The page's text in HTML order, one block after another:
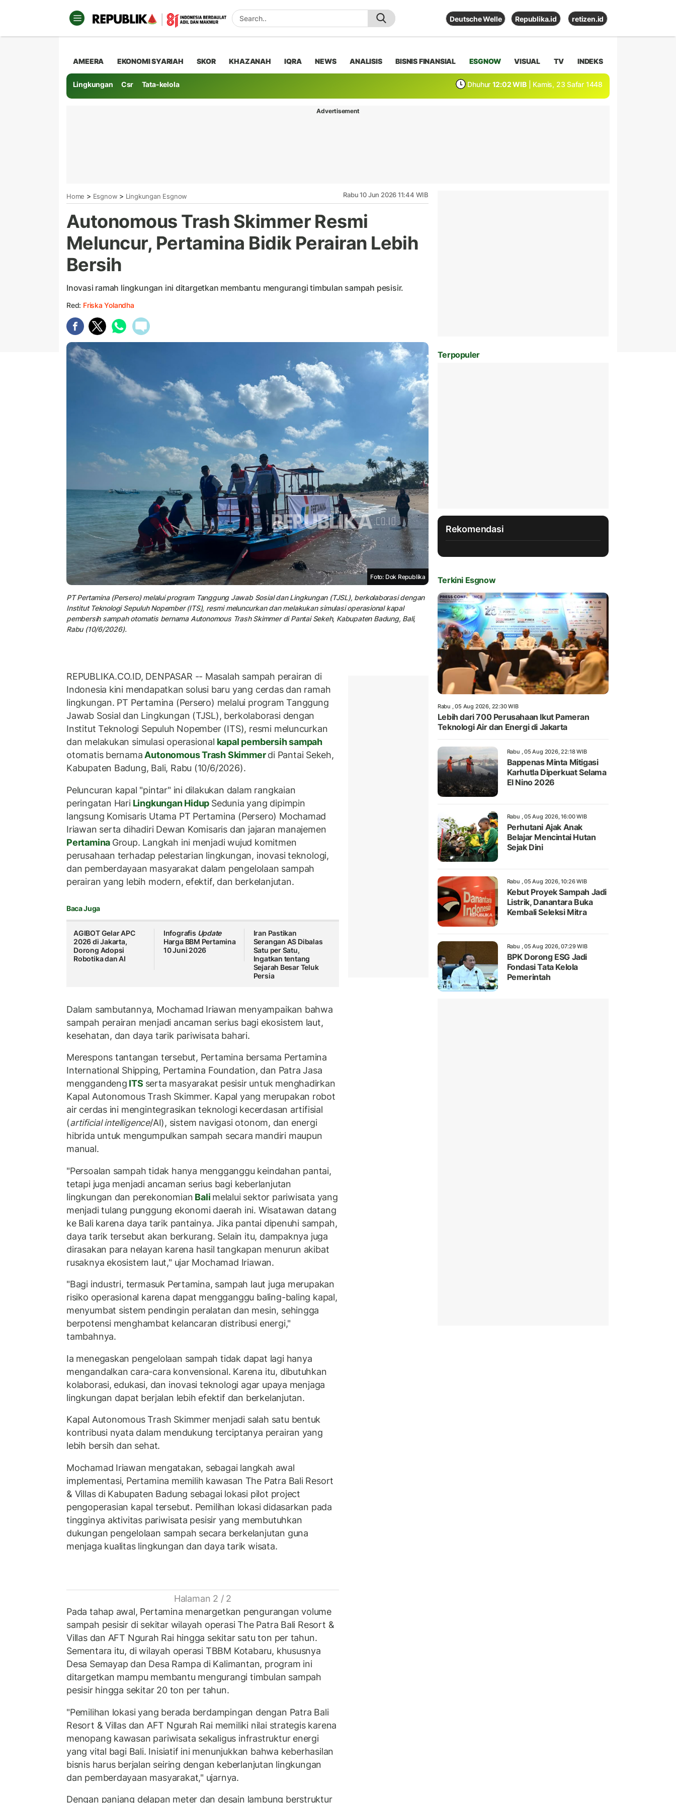
Deutsche Welle Republika.id retizen.id
AMEERA EKONOMI SYARIAH SKOR KHAZANAH IQRA NEWS ANALISIS BISNIS FINANSIAL ESGNOW VISUAL TV INDEKS
Lingkungan Csr Tata-kelola Dhuhur 12:02 WIB | Kamis, 23 Safar 1448
Advertisement
Home > Esgnow > Lingkungan Esgnow Rabu 10 Jun 2026 11:44 WIB
Autonomous Trash Skimmer Resmi
Meluncur, Pertamina Bidik Perairan Lebih
Bersih
Inovasi ramah lingkungan ini ditargetkan membantu mengurangi timbulan sampah pesisir.
Red: Friska Yolandha
Foto: Dok Republika
PT Pertamina (Persero) melalui program Tanggung Jawab Sosial dan Lingkungan (TJSL), berkolaborasi dengan
Institut Teknologi Sepuluh Nopember (ITS), resmi meluncurkan dan melakukan simulasi operasional kapal
pembersih sampah otomatis bernama Autonomous Trash Skimmer di Pantai Sekeh, Kabupaten Badung, Bali,
Rabu (10/6/2026).
REPUBLIKA.CO.ID, DENPASAR -- Masalah sampah perairan di
Indonesia kini mendapatkan solusi baru yang cerdas dan ramah
lingkungan. PT Pertamina (Persero) melalui program Tanggung
Jawab Sosial dan Lingkungan (TJSL), berkolaborasi dengan
Institut Teknologi Sepuluh Nopember (ITS), resmi meluncurkan
dan melakukan simulasi operasional kapal pembersih sampah
otomatis bernama Autonomous Trash Skimmerdi Pantai Sekeh,
Kabupaten Badung, Bali, Rabu (10/6/2026).
Peluncuran kapal "pintar" ini dilakukan dalam rangkaian
peringatan HariLingkungan Hidup Sedunia yang dipimpin
langsung Komisaris Utama PT Pertamina (Persero) Mochamad
Iriawan serta dihadiri Dewan Komisaris dan jajaran manajemen
Pertamina Group. Langkah ini menjadi wujud komitmen
perusahaan terhadap pelestarian lingkungan, inovasi teknologi,
dan pemberdayaan masyarakat dalam pengelolaan sampah
perairan yang lebih modern, efektif, dan berkelanjutan.
Baca Juga
AGIBOT Gelar APC
2026 di Jakarta,
Dorong Adopsi
Robotika dan AI
Infografis Update
Harga BBM Pertamina
10 Juni 2026
Iran Pastikan
Serangan AS Dibalas
Satu per Satu,
Ingatkan tentang
Sejarah Besar Teluk
Persia
Dalam sambutannya, Mochamad Iriawan menyampaikan bahwa
sampah perairan menjadi ancaman serius bagi ekosistem laut,
kesehatan, dan daya tarik pariwisata bahari.
Merespons tantangan tersebut, Pertamina bersama Pertamina
International Shipping, Pertamina Foundation, dan Patra Jasa
menggandeng ITS serta masyarakat pesisir untuk menghadirkan
Kapal Autonomous Trash Skimmer. Kapal yang merupakan robot
air cerdas ini mengintegrasikan teknologi kecerdasan artifisial
(artificial intelligence/AI), sistem navigasi otonom, dan energi
hibrida untuk mengumpulkan sampah secara mandiri maupun
manual.
"Persoalan sampah tidak hanya mengganggu keindahan pantai,
tetapi juga menjadi ancaman serius bagi keberlanjutan
lingkungan dan perekonomian Bali melalui sektor pariwisata yang
menjadi tulang punggung ekonomi daerah ini. Wisatawan datang
ke Bali karena daya tarik pantainya. Jika pantai dipenuhi sampah,
daya tarik tersebut akan berkurang. Selain itu, dampaknya juga
dirasakan para nelayan karena hasil tangkapan menurun akibat
rusaknya ekosistem laut," ujar Mochamad Iriawan.
"Bagi industri, termasuk Pertamina, sampah laut juga merupakan
risiko operasional karena dapat mengganggu baling-baling kapal,
menyumbat sistem pendingin peralatan dan mesin, sehingga
berpotensi menghambat kelancaran distribusi energi,"
tambahnya.
Ia menegaskan pengelolaan sampah tidak dapat lagi hanya
mengandalkan cara-cara konvensional. Karena itu, dibutuhkan
kolaborasi, edukasi, dan inovasi teknologi agar upaya menjaga
lingkungan dapat berjalan lebih efektif dan berkelanjutan.
Kapal Autonomous Trash Skimmer menjadi salah satu bentuk
kontribusi nyata dalam mendukung terciptanya perairan yang
lebih bersih dan sehat.
Mochamad Iriawan mengatakan, sebagai langkah awal
implementasi, Pertamina memilih kawasan The Patra Bali Resort
& Villas di Kabupaten Badung sebagai lokasi pilot project
pengoperasian kapal tersebut. Pemilihan lokasi didasarkan pada
tingginya aktivitas pariwisata pesisir yang membutuhkan
dukungan pengelolaan sampah secara berkelanjutan guna
menjaga kualitas lingkungan dan daya tarik wisata.
Halaman 2 / 2
Pada tahap awal, Pertamina menargetkan pengurangan volume
sampah pesisir di sekitar wilayah operasi The Patra Bali Resort &
Villas dan AFT Ngurah Rai hingga sekitar satu ton per tahun.
Sementara itu, di wilayah operasi TBBM Kotabaru, khususnya
Desa Semayap dan Desa Rampa di Kalimantan, program ini
ditargetkan mampu membantu mengurangi timbulan sampah
pesisir hingga sekitar 20 ton per tahun.
"Pemilihan lokasi yang berada berdampingan dengan Patra Bali
Resort & Villas dan AFT Ngurah Rai memiliki nilai strategis karena
menopang kawasan pariwisata sekaligus infrastruktur energi
yang vital bagi Bali. Inisiatif ini menunjukkan bahwa keberhasilan
bisnis harus berjalan seiring dengan keberlanjutan lingkungan
dan pemberdayaan masyarakat," ujarnya.
Dengan panjang delapan meter dan desain lambung berstruktur
Terpopuler
Rekomendasi
Terkini Esgnow
Rabu , 05 Aug 2026, 22:30 WIB
Lebih dari 700 Perusahaan Ikut Pameran
Teknologi Air dan Energi di Jakarta
Rabu , 05 Aug 2026, 22:18 WIB
Bappenas Minta Mitigasi
Karhutla Diperkuat Selama
El Nino 2026
Rabu , 05 Aug 2026, 16:00 WIB
Perhutani Ajak Anak
Belajar Mencintai Hutan
Sejak Dini
Rabu , 05 Aug 2026, 10:26 WIB
Kebut Proyek Sampah Jadi
Listrik, Danantara Buka
Kembali Seleksi Mitra
Rabu , 05 Aug 2026, 07:29 WIB
BPK Dorong ESG Jadi
Fondasi Tata Kelola
Pemerintah